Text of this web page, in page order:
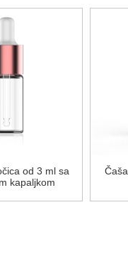
od 3 ml sa
kapaljkom